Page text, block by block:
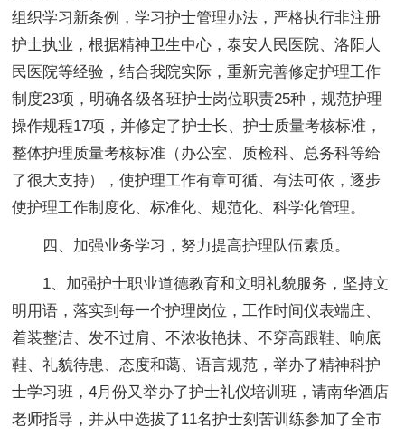
组织学习新条例，学习护士管理办法，严格执行非注册
护士执业，根据精神卫生中心，泰安人民医院、洛阳人
民医院等经验，结合我院实际，重新完善修定护理工作
制度23项，明确各级各班护士岗位职责25种，规范护理
操作规程17项，并修定了护士长、护士质量考核标准，
整体护理质量考核标准（办公室、质检科、总务科等给
了很大支持），使护理工作有章可循、有法可依，逐步
使护理工作制度化、标准化、规范化、科学化管理。
四、加强业务学习，努力提高护理队伍素质。
1、加强护士职业道德教育和文明礼貌服务，坚持文
明用语，落实到每一个护理岗位，工作时间仪表端庄、
着装整洁、发不过肩、不浓妆艳抺、不穿高跟鞋、响底
鞋、礼貌待患、态度和蔼、语言规范，举办了精神科护
士学习班，4月份又举办了护士礼仪培训班，请南华酒店
老师指导，并从中选拔了11名护士刻苦训练参加了全市